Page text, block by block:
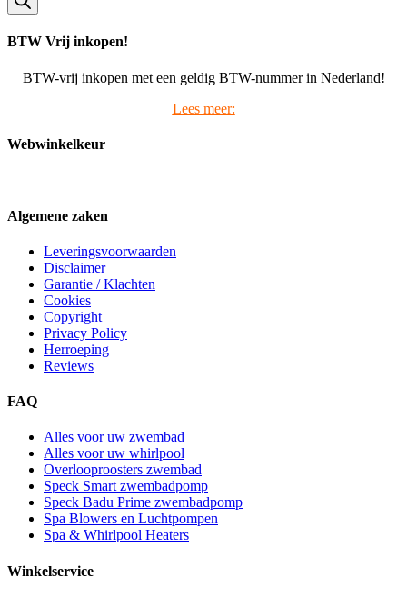
BTW Vrij inkopen!
BTW-vrij inkopen met een geldig BTW-nummer in Nederland!
Lees meer:
Webwinkelkeur
Algemene zaken
Leveringsvoorwaarden
Disclaimer
Garantie / Klachten
Cookies
Copyright
Privacy Policy
Herroeping
Reviews
FAQ
Alles voor uw zwembad
Alles voor uw whirlpool
Overlooproosters zwembad
Speck Smart zwembadpomp
Speck Badu Prime zwembadpomp
Spa Blowers en Luchtpompen
Spa & Whirlpool Heaters
Winkelservice